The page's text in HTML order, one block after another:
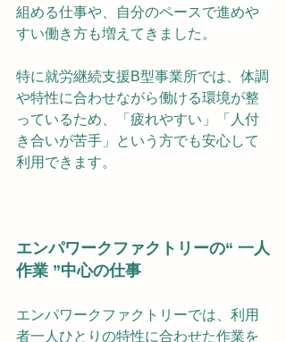
組める仕事や、自分のペースで進めや
すい働き方も増えてきました。
特に就労継続支援B型事業所では、体調
や特性に合わせながら働ける環境が整
っているため、「疲れやすい」「人付
き合いが苦手」という方でも安心して
利用できます。
エンパワークファクトリーの“ 一人
作業 ”中心の仕事
エンパワークファクトリーでは、利用
者一人ひとりの特性に合わせた作業を